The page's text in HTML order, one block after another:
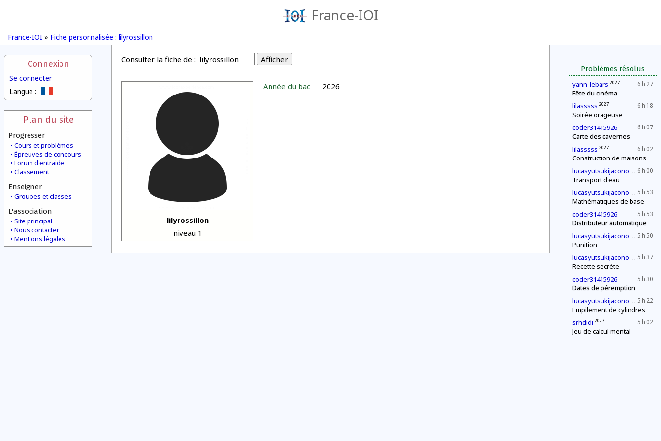
France-IOI
France-IOI » Fiche personnalisée : lilyrossillon
Connexion
Se connecter
Langue :
Plan du site
Progresser
Cours et problèmes
Épreuves de concours
Forum d'entraide
Classement
Enseigner
Groupes et classes
L'association
Site principal
Nous contacter
Mentions légales
Problèmes résolus
6 h 27
yann-lebars 2027
Fête du cinéma
6 h 18
lilasssss 2027
Soirée orageuse
6 h 07
coder31415926
Carte des cavernes
6 h 02
lilasssss 2027
Construction de maisons
6 h 00
lucasyutsukijacono 2030
Transport d'eau
5 h 53
lucasyutsukijacono 2030
Mathématiques de base
5 h 53
coder31415926
Distributeur automatique
5 h 50
lucasyutsukijacono 2030
Punition
5 h 37
lucasyutsukijacono 2030
Recette secrète
5 h 30
coder31415926
Dates de péremption
5 h 22
lucasyutsukijacono 2030
Empilement de cylindres
5 h 02
srhdidi 2027
Jeu de calcul mental
Consulter la fiche de :
lilyrossillon
niveau 1
Année du bac 2026